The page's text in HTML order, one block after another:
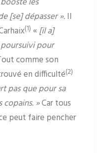
[se] dépasser ».Il
(1) «[il a]
pour
comme son
en difficulté(2)
pas que pour sa
copains. »Car tous
peut faire pencher